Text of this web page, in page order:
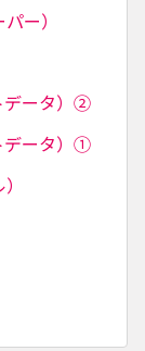
パー）
データ）②
データ）①